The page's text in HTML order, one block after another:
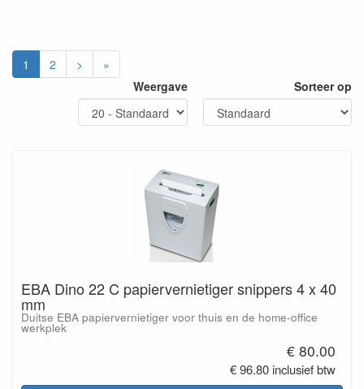
1 2 >
»
Weergave
Sorteer op
EBA Dino 22 C papiervernietiger snippers 4 x 40
mm
Duitse EBA papiervernietiger voor thuis en de home-office
werkplek
€ 80.00
€ 96.80 inclusief btw